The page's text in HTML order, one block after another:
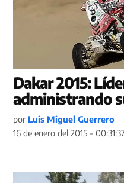
Dakar 2015:
administrando
por Luis Miguel Guerrero
16 de enero del 2015 -